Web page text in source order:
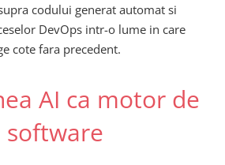
codului generat automat si
DevOps intr-o lume in care
cote fara precedent.
AI ca motor de